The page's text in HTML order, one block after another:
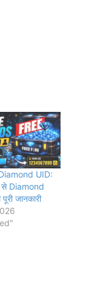
UID:
Diamond
जानकारी